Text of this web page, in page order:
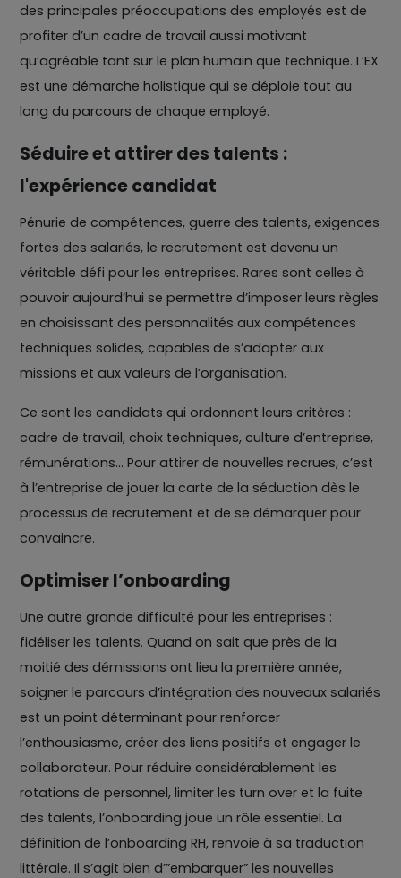
des principales préoccupations des employés est de
profiter d’un cadre de travail aussi motivant
qu’agréable tant sur le plan humain que technique. L’EX
est une démarche holistique qui se déploie tout au
long du parcours de chaque employé.
Séduire et attirer des talents :
l'expérience candidat
Pénurie de compétences, guerre des talents, exigences
fortes des salariés, le recrutement est devenu un
véritable défi pour les entreprises. Rares sont celles à
pouvoir aujourd’hui se permettre d’imposer leurs règles
en choisissant des personnalités aux compétences
techniques solides, capables de s’adapter aux
missions et aux valeurs de l’organisation.
Ce sont les candidats qui ordonnent leurs critères :
cadre de travail, choix techniques, culture d’entreprise,
rémunérations... Pour attirer de nouvelles recrues, c’est
à l’entreprise de jouer la carte de la séduction dès le
processus de recrutement et de se démarquer pour
convaincre.
Optimiser l’onboarding
Une autre grande difficulté pour les entreprises :
fidéliser les talents. Quand on sait que près de la
moitié des démissions ont lieu la première année,
soigner le parcours d’intégration des nouveaux salariés
est un point déterminant pour renforcer
l’enthousiasme, créer des liens positifs et engager le
collaborateur. Pour réduire considérablement les
rotations de personnel, limiter les turn over et la fuite
des talents, l’onboarding joue un rôle essentiel. La
définition de l’onboarding RH, renvoie à sa traduction
littérale. Il s’agit bien d’”embarquer” les nouvelles